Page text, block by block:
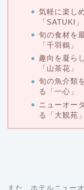
「SATUKI」
旬の食材を
「千羽鶴」
趣向を凝ら
「山茶花」
旬の魚介類
る「一心」
ニューオー
る「大観苑
ることができます。